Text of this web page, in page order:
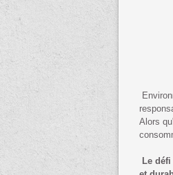
Alors
Le